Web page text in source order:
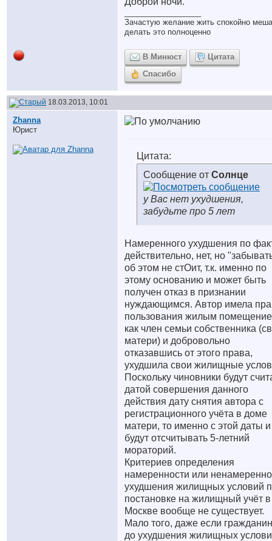
Зачастую желание жить спокойно
делать это полноценно
В Минюст
Цитата
Спасибо
18.03.2013, 10:01
Zhanna
Юрист
Цитата:
Сообщение от Солнце
у Вас нет ухудшения,
забудьте про 5 лет
Намеренного ухудшения по
действительно, нет, но
об этом не стОит, т.к. именно по
этому основанию и может быть
получен отказ в признании
нуждающимся. Автор имела
пользования жилым
как член семьи собственника
матери) и добровольно
отказавшись от этого права,
ухудшила свои жилищные
Поскольку чиновники будут
датой совершения данного
действия дату снятия автора с
регистрационного учёта в доме
матери, то именно с этой даты и
будут отсчитывать 5-летний
мораторий.
Критериев определения
намеренности или
ухудшения жилищных условий
постановке на жилищный учёт в
Москве вообще не существует.
Мало того, даже если
до ухудшения жилищных